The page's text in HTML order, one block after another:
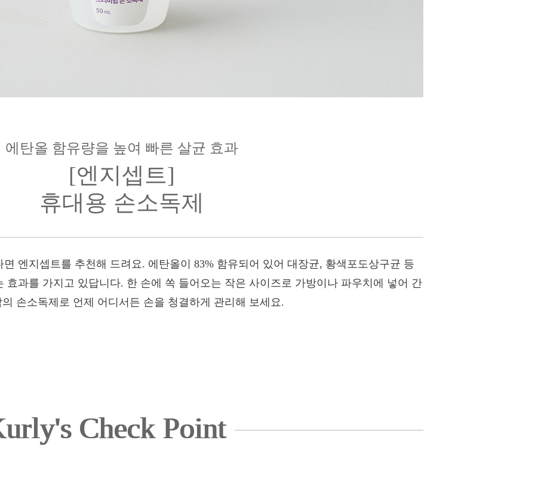
에탄올 함유량을 높여 빠른 살균 효과
[엔지셉트]
휴대용 손소독제
엔지셉트를 추천해 드려요. 에탄올이 83% 함유되어 있어 대장균, 황색포도상구균 등
효과를 가지고 있답니다. 한 손에 쏙 들어오는 작은 사이즈로 가방이나 파우치에 넣어 간
손소독제로 언제 어디서든 손을 청결하게 관리해 보세요.
Check Point